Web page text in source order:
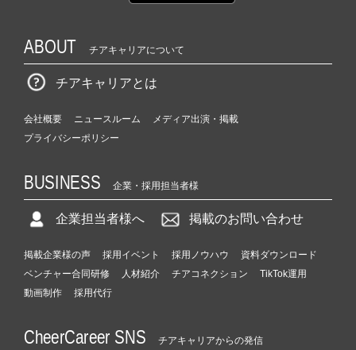
ABOUT チアキャリアについて
チアキャリアとは
会社概要 ニュースルーム
メディア出演・掲載
プライバシーポリシー
BUSINESS 企業・採用担当者様
企業担当者様へ 掲載のお問い合わせ
掲載企業様の声 採用イベント 採用ノウハウ
資料ダウンロード
ベンチャー合同研修
人材紹介 チアコネクション
TikTok運用
動画制作
採用代行
CheerCareer SNS チアキャリアからの発信